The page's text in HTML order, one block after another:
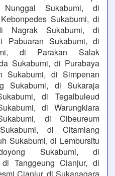
Sukabumi, di
Sukabumi, di
Nagrak Sukabumi, di
Pabuaran Sukabumi, di
di Parakan Salak
Sukabumi, di Purabaya
Sukabumi, di Simpenan
Sukabumi, di Sukaraja
di Tegalbuleud
di Warungkiara
di Cibeureum
di Citamiang
Sukabumi, di Lembursitu
Sukabumi, di
di Tanggeung Cianjur, di